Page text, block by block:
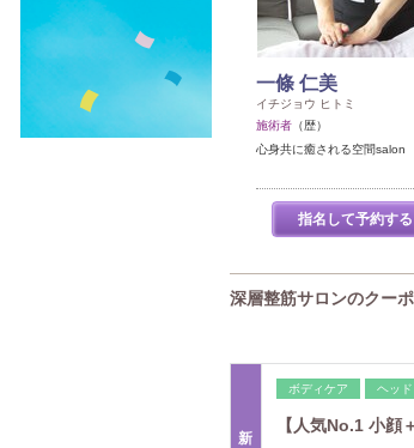
一條 仁美
イチジョウ ヒトミ
施術者（歴）
心身共に癒される空間salon
指名して予約する
深層整筋サロンのクー
新
ボディケア ヘッド
【人気No.1 小